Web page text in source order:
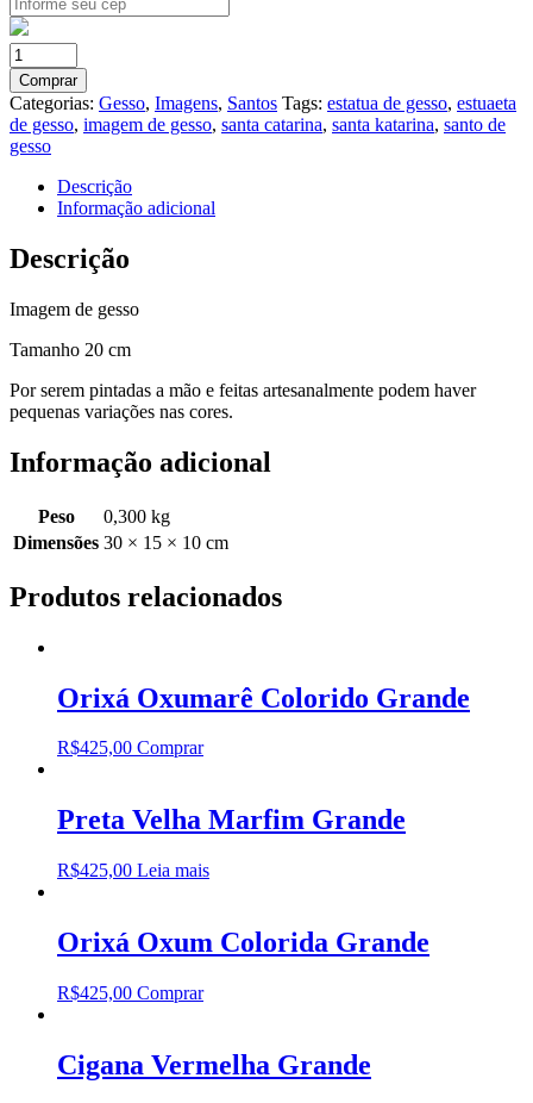
Santa
Catarina
20cm
quantidade
Comprar
Categorias: Gesso, Imagens, Santos Tags: estatua de gesso, estuaeta
de gesso, imagem de gesso, santa catarina, santa katarina, santo de
gesso
Descrição
Informação adicional
Descrição
Imagem de gesso
Tamanho 20 cm
Por serem pintadas a mão e feitas artesanalmente podem haver
pequenas variações nas cores.
Informação adicional
Peso
0,300 kg
Dimensões 30 × 15 × 10 cm
Produtos relacionados
Orixá Oxumarê Colorido Grande
R$425,00 Comprar
Preta Velha Marfim Grande
R$425,00 Leia mais
Orixá Oxum Colorida Grande
R$425,00 Comprar
Cigana Vermelha Grande